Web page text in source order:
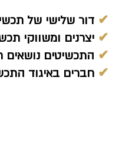
✔ דור שלישי של
✔ יצרנים ומשווקי
✔ התכשיטים נושאים
✔ חברים באיגוד